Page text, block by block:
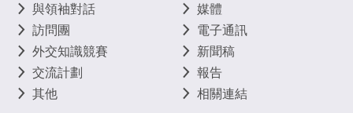
與領袖對話
訪問團
外交知識競賽
交流計劃
其他
媒體
電子通訊
新聞稿
報告
相關連結